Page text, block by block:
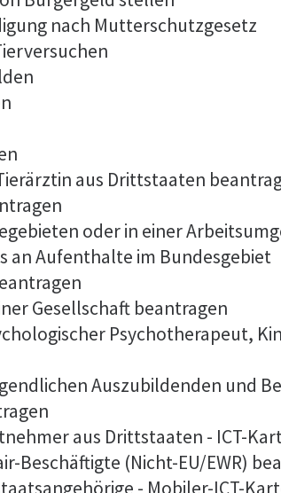
nach Mutterschutzgesetz
aus Drittstaaten
oder in einer
an Aufenthalte im Bundesgebiet
Gesellschaft beantragen
Psychotherapeut,
Auszubildenden und
aus Drittstaaten - ICT-
Beschäftigte (Nicht-EU/EWR)
- Mobiler-ICT-